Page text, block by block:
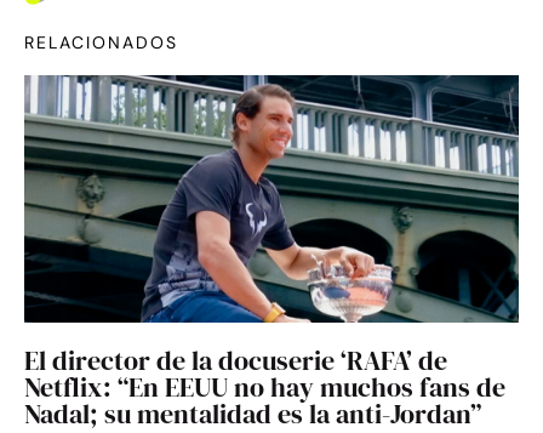
RELACIONADOS
El director de la docuserie ‘RAFA’ de
Netflix: “En EEUU no hay muchos fans de
Nadal; su mentalidad es la anti-Jordan”